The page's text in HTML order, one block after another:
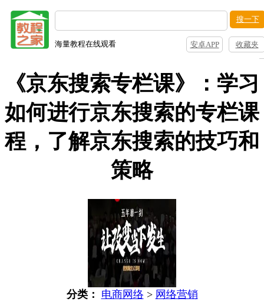
搜一下
海量教程在线观看 收藏夹
安卓APP
《京东搜索专栏课》：学习
如何进行京东搜索的专栏课
程，了解京东搜索的技巧和
策略
分类： 电商网络 > 网络营销